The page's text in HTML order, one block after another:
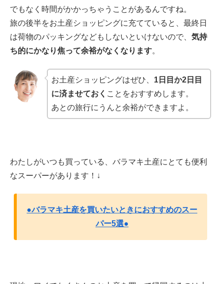
でもなく時間がかかっちゃうことがあるんですね。
旅の後半をお土産ショッピングに充てていると、最終日
は荷物のパッキングなどもしないといけないので、 気持
ち的にかなり焦って余裕がなくなります。
お土産ショッピングはぜひ、 1日目か2日目
に済ませておく ことをおすすめします。
あとの旅行にうんと余裕ができますよ。
わたしがいつも買っている、バラマキ土産にとても便利
なスーパーがあります！↓
●バラマキ土産を買いたいときにおすすめのスー
パー5選●